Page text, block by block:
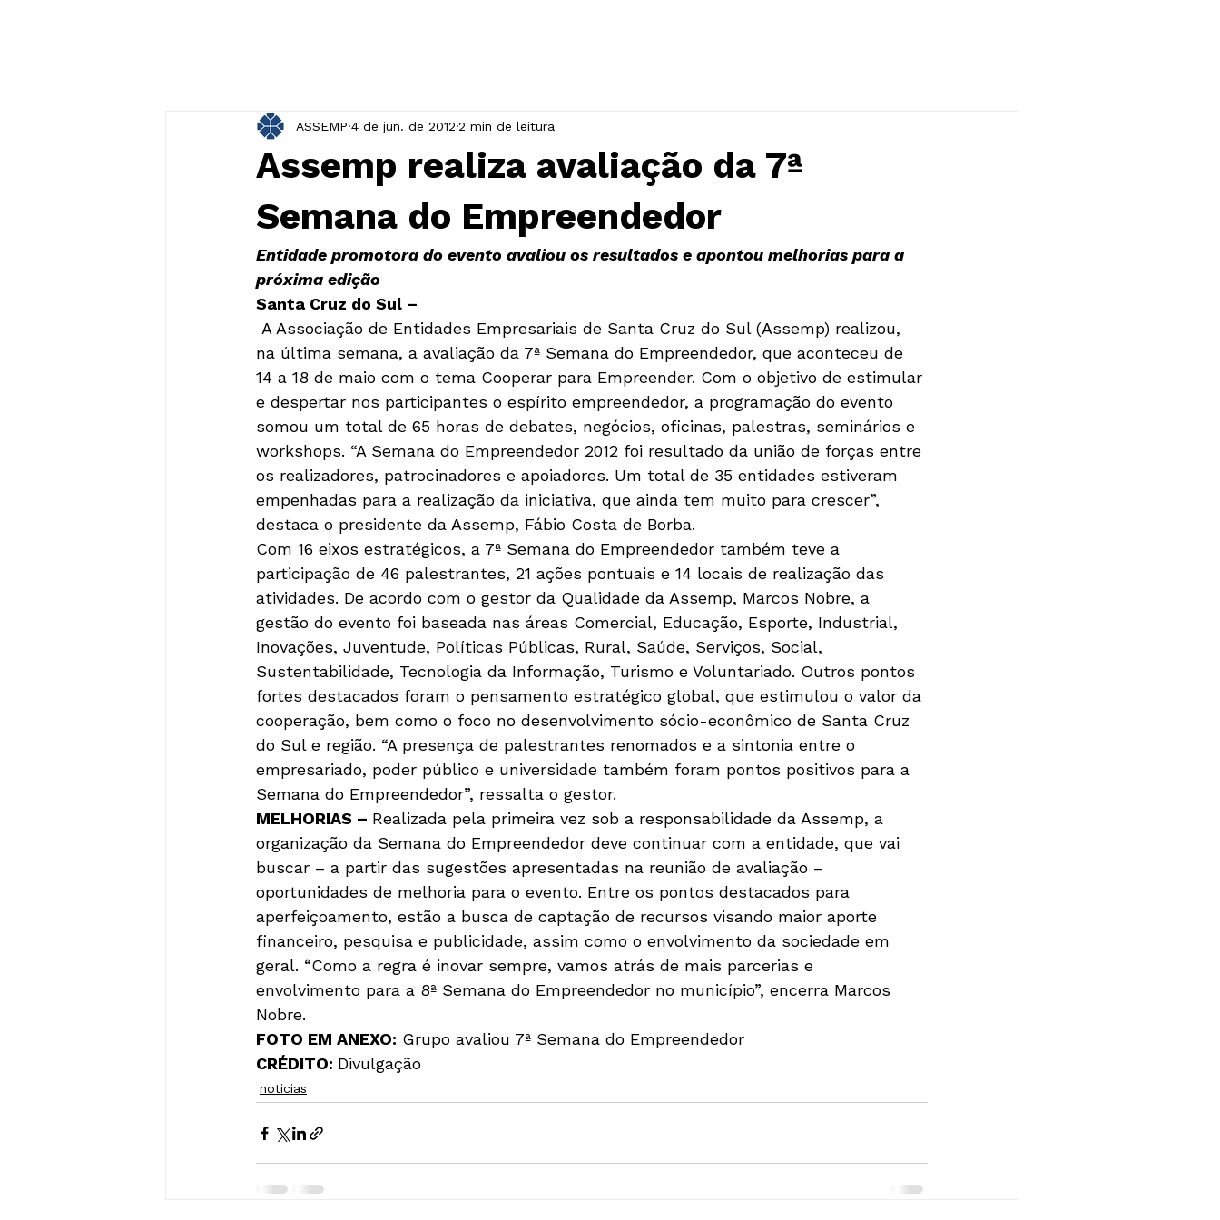
Assemp realiza avaliação da 7ª
Semana do Empreendedor
ASSEMP 4 de jun. de 2012 2 min de leitura
Entidade promotora do evento avaliou os resultados e apontou melhorias para a
próxima edição
Santa Cruz do Sul –
na última semana, a avaliação da 7ª Semana do Empreendedor, que aconteceu de
14 a 18 de maio com o tema Cooperar para Empreender. Com o objetivo de estimular
e despertar nos participantes o espírito empreendedor, a programação do evento
somou um total de 65 horas de debates, negócios, oficinas, palestras, seminários e
workshops. “A Semana do Empreendedor 2012 foi resultado da união de forças entre
os realizadores, patrocinadores e apoiadores. Um total de 35 entidades estiveram
empenhadas para a realização da iniciativa, que ainda tem muito para crescer”,
destaca o presidente da Assemp, Fábio Costa de Borba.
Com 16 eixos estratégicos, a 7ª Semana do Empreendedor também teve a
participação de 46 palestrantes, 21 ações pontuais e 14 locais de realização das
atividades. De acordo com o gestor da Qualidade da Assemp, Marcos Nobre, a
gestão do evento foi baseada nas áreas Comercial, Educação, Esporte, Industrial,
Inovações, Juventude, Políticas Públicas, Rural, Saúde, Serviços, Social,
Sustentabilidade, Tecnologia da Informação, Turismo e Voluntariado. Outros pontos
fortes destacados foram o pensamento estratégico global, que estimulou o valor da
cooperação, bem como o foco no desenvolvimento sócio-econômico de Santa Cruz
do Sul e região. “A presença de palestrantes renomados e a sintonia entre o
empresariado, poder público e universidade também foram pontos positivos para a
MELHORIAS – Realizada pela primeira vez sob a responsabilidade da Assemp, a
organização da Semana do Empreendedor deve continuar com a entidade, que vai
buscar – a partir das sugestões apresentadas na reunião de avaliação –
oportunidades de melhoria para o evento. Entre os pontos destacados para
aperfeiçoamento, estão a busca de captação de recursos visando maior aporte
financeiro, pesquisa e publicidade, assim como o envolvimento da sociedade em
geral. “Como a regra é inovar sempre, vamos atrás de mais parcerias e
envolvimento para a 8ª Semana do Empreendedor no município”, encerra Marcos
FOTO EM ANEXO:
CRÉDITO: Divulgação
noticias